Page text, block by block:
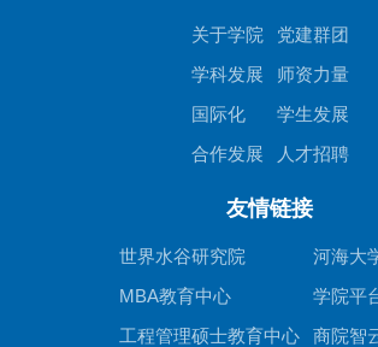
关于学院
党建群团
学科发展
师资力量
国际化
学生发展
合作发展
人才招聘
友情链接
世界水谷研究院
河海大
MBA教育中心
学院平
工程管理硕士教育中心
商院智